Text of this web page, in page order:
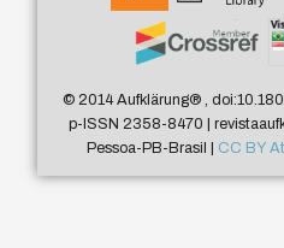
© 2014 Aufklärung®,
p-ISSN 2358-8470 |
Pessoa-PB-Brasil | CC BY